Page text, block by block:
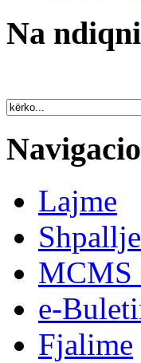
Na ndiqni
Lajme
Shpallje
MCMS
e-
Fjalime